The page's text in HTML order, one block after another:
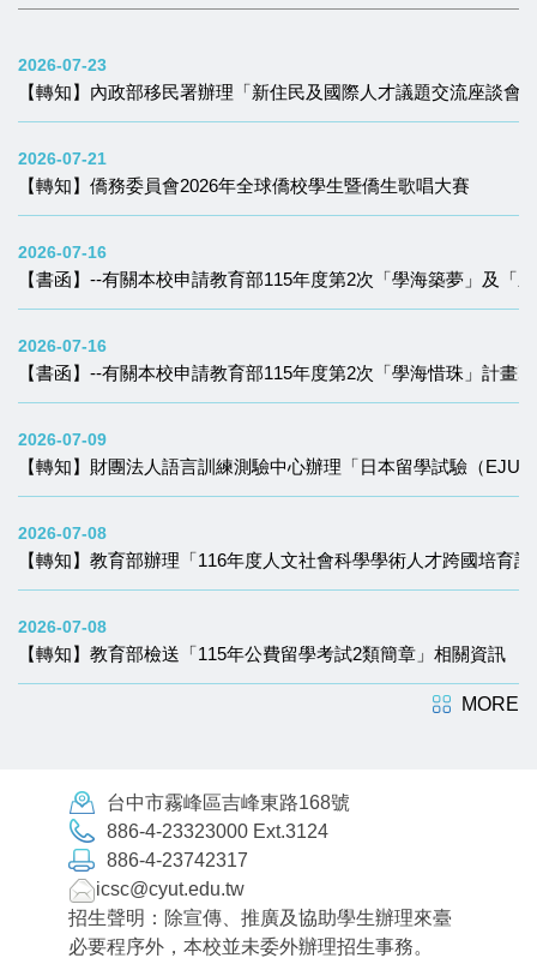
2026-07-23
【轉知】內政部移民署辦理「新住民及國際人才議題交流座談會
2026-07-21
【轉知】僑務委員會2026年全球僑校學生暨僑生歌唱大賽
2026-07-16
【書函】--有關本校申請教育部115年度第2次「學海築夢」及「
2026-07-16
【書函】--有關本校申請教育部115年度第2次「學海惜珠」計畫
2026-07-09
【轉知】財團法人語言訓練測驗中心辦理「日本留學試驗（
2026-07-08
【轉知】教育部辦理「116年度人文社會科學學術人才跨國培育
2026-07-08
【轉知】教育部檢送「115年公費留學考試2類簡章」相關資訊
MORE
台中市霧峰區吉峰東路168號
886-4-23323000 Ext.3124
886-4-23742317
icsc@cyut.edu.tw
招生聲明：除宣傳、推廣及協助學生辦理來臺
必要程序外，本校並未委外辦理招生事務。